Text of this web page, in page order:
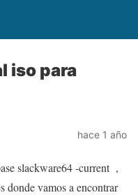
iso para
hace 1 año
slackware64 -current ,
donde vamos a encontrar